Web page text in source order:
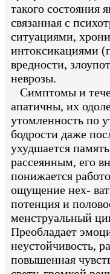
такого состояния
связанная с
ситуациями,
интоксикациями
вредности,
неврозы.
Симптомы и
апатичны, их
утомленность по
бодрости даже
ухудшается
рассеянным, его
понижается
ощущение нех-
потенция и
менструальный
Преобладает
неустойчивость,
повышенная